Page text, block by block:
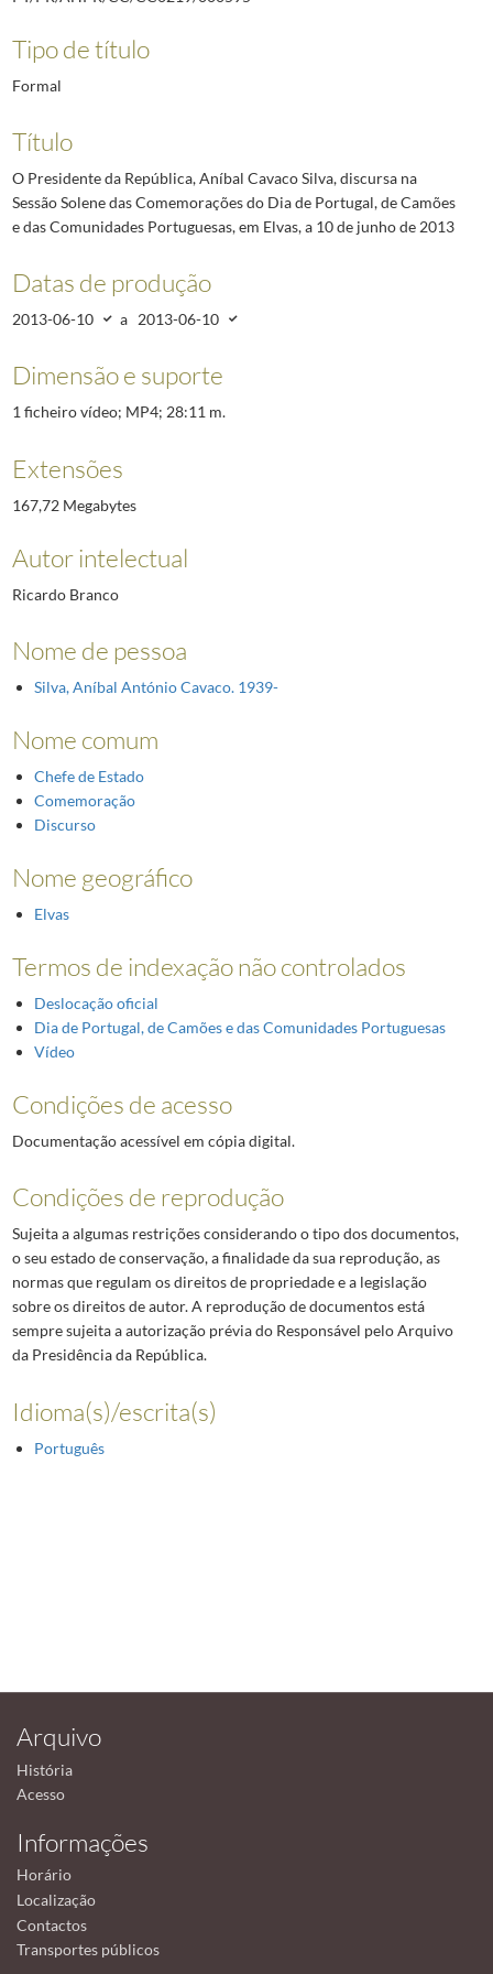
Tipo de título
Formal
Título
O Presidente da República, Aníbal Cavaco Silva, discursa na
Sessão Solene das Comemorações do Dia de Portugal, de Camões
e das Comunidades Portuguesas, em Elvas, a 10 de junho de 2013
Datas de produção
2013-06-10 a 2013-06-10
Dimensão e suporte
1 ficheiro vídeo; MP4; 28:11 m.
Extensões
167,72 Megabytes
Autor intelectual
Ricardo Branco
Nome de pessoa
Silva, Aníbal António Cavaco. 1939-
Nome comum
Chefe de Estado
Comemoração
Discurso
Nome geográfico
Elvas
Termos de indexação não controlados
Deslocação oficial
Dia de Portugal, de Camões e das Comunidades Portuguesas
Vídeo
Condições de acesso
Documentação acessível em cópia digital.
Condições de reprodução
Sujeita a algumas restrições considerando o tipo dos documentos,
o seu estado de conservação, a finalidade da sua reprodução, as
normas que regulam os direitos de propriedade e a legislação
sobre os direitos de autor. A reprodução de documentos está
sempre sujeita a autorização prévia do Responsável pelo Arquivo
da Presidência da República.
Idioma(s)/escrita(s)
Português
Arquivo
História
Acesso
Informações
Horário
Localização
Contactos
Transportes públicos